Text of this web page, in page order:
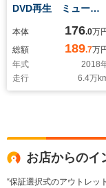
DVD再生 ミュージ
可 バックカメラ
突被害軽減システ
ETC 両側電動スラ
ド LEDヘッドラン
プ 乗車定員7人 3
本体 176.0万
総額
189.7万
年式
2018
走行
6.4万
お店からのイ
“保証選択式のアウトレッ